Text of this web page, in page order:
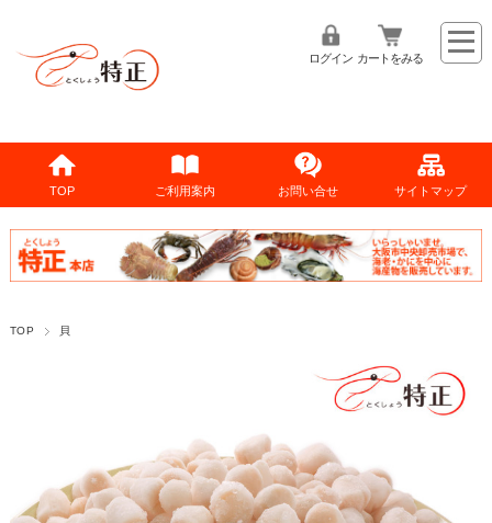
ログイン カートをみる
TOP ご利用案内 お問い合せ サイトマップ
TOP 貝